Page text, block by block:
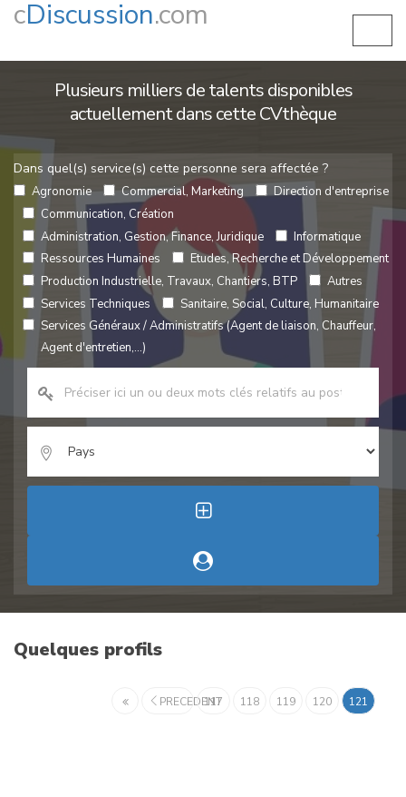
cDiscussion.com
Plusieurs milliers de talents disponibles
actuellement dans cette CVthèque
Dans quel(s) service(s) cette personne sera affectée ?
Agronomie Commercial, Marketing
Direction d'entreprise
Communication, Création
Administration, Gestion, Finance, Juridique
Informatique
Ressources Humaines
Etudes, Recherche et Développement
Production Industrielle, Travaux, Chantiers, BTP
Autres
Services Techniques
Sanitaire, Social, Culture, Humanitaire
Services Généraux / Administratifs (Agent de liaison, Chauffeur,
Agent d'entretien,...)
Quelques profils
PRECEDENT
117 118 119 120 121